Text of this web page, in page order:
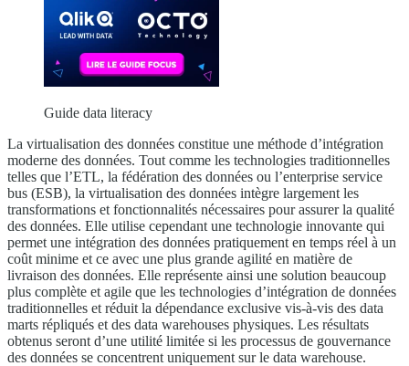
Guide data literacy
La virtualisation des données constitue une méthode d’intégration
moderne des données. Tout comme les technologies traditionnelles
telles que l’ETL, la fédération des données ou l’enterprise service
bus (ESB), la virtualisation des données intègre largement les
transformations et fonctionnalités nécessaires pour assurer la qualité
des données. Elle utilise cependant une technologie innovante qui
permet une intégration des données pratiquement en temps réel à un
coût minime et ce avec une plus grande agilité en matière de
livraison des données. Elle représente ainsi une solution beaucoup
plus complète et agile que les technologies d’intégration de données
traditionnelles et réduit la dépendance exclusive vis-à-vis des data
marts répliqués et des data warehouses physiques. Les résultats
obtenus seront d’une utilité limitée si les processus de gouvernance
des données se concentrent uniquement sur le data warehouse.